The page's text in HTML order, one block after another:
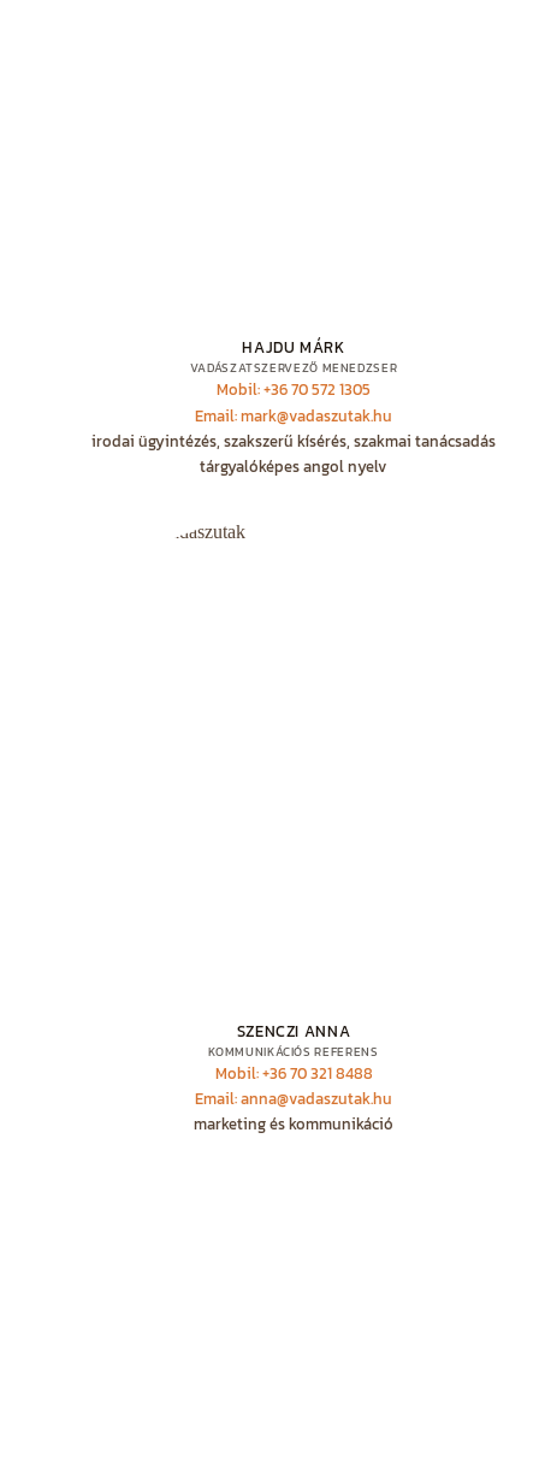
HAJDU MÁRK
VADÁSZATSZERVEZŐ MENEDZSER
Mobil: +36 70 572 1305
Email: mark@vadaszutak.hu
irodai ügyintézés, szakszerű kísérés, szakmai tanácsadás
tárgyalóképes angol nyelv
SZENCZI ANNA
KOMMUNIKÁCIÓS REFERENS
Mobil: +36 70 321 8488
Email: anna@vadaszutak.hu
marketing és kommunikáció